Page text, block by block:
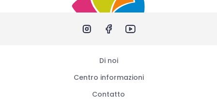
Di noi
Centro informazioni
Contatto